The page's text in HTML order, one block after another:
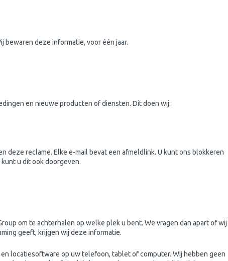
bewaren deze informatie, voor één jaar.
en nieuwe producten of diensten. Dit doen wij:
deze reclame. Elke e-mail bevat een afmeldlink. U kunt ons blokkeren
u dit ook doorgeven.
om te achterhalen op welke plek u bent. We vragen dan apart of wij
geeft, krijgen wij deze informatie.
locatiesoftware op uw telefoon, tablet of computer. Wij hebben geen